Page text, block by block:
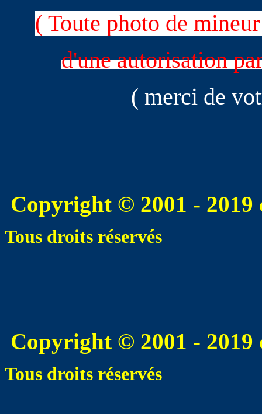
( Toute photo de
d'une autorisation
( merci de
Copyright © 2001 - 2019
Tous droits réservés
Copyright © 2001 - 2019
Tous droits réservés